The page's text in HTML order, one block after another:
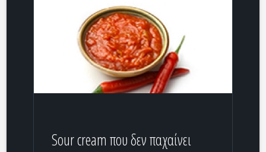
Sour cream που δεν παχαίνει